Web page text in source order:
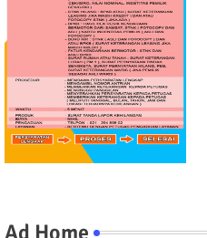
Ad Home